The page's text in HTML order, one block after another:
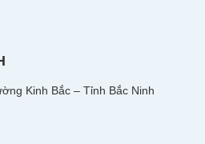
Kinh Bắc – Tỉnh Bắc Ninh